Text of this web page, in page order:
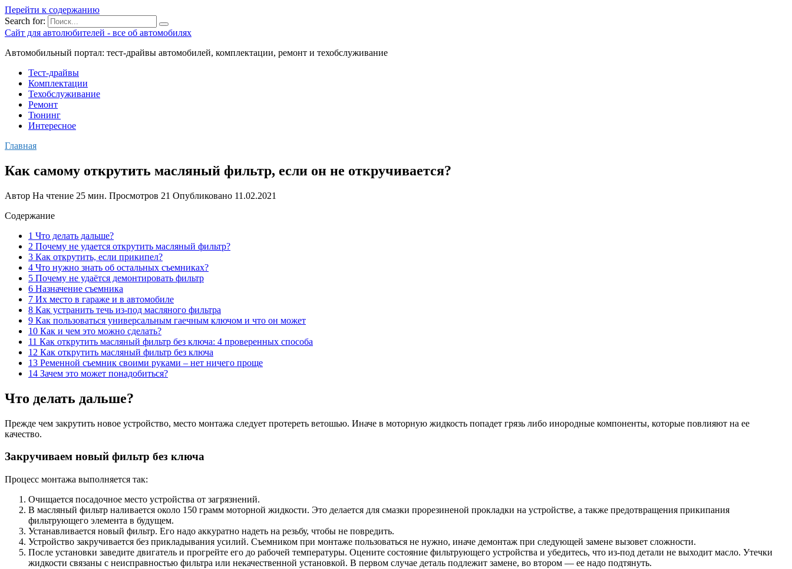
Перейти к содержанию
Search for:
Сайт для автолюбителей - все об автомобилях
Автомобильный портал: тест-драйвы автомобилей, комплектации, ремонт и техобслуживание
Тест-драйвы
Комплектации
Техобслуживание
Ремонт
Тюнинг
Интересное
Главная
Как самому открутить масляный фильтр, если он не откручивается?
Автор На чтение 25 мин. Просмотров 21 Опубликовано 11.02.2021
Содержание
1 Что делать дальше?
2 Почему не удается открутить масляный фильтр?
3 Как открутить, если прикипел?
4 Что нужно знать об остальных съемниках?
5 Почему не удаётся демонтировать фильтр
6 Назначение съемника
7 Их место в гараже и в автомобиле
8 Как устранить течь из-под масляного фильтра
9 Как пользоваться универсальным гаечным ключом и что он может
10 Как и чем это можно сделать?
11 Как открутить масляный фильтр без ключа: 4 проверенных способа
12 Как открутить масляный фильтр без ключа
13 Ременной съемник своими руками – нет ничего проще
14 Зачем это может понадобиться?
Что делать дальше?
Прежде чем закрутить новое устройство, место монтажа следует протереть ветошью. Иначе в моторную жидкость попадет грязь либо инородные компоненты, которые повлияют на ее
качество.
Закручиваем новый фильтр без ключа
Процесс монтажа выполняется так:
Очищается посадочное место устройства от загрязнений.
В масляный фильтр наливается около 150 грамм моторной жидкости. Это делается для смазки прорезиненой прокладки на устройстве, а также предотвращения прикипания
фильтрующего элемента в будущем.
Устанавливается новый фильтр. Его надо аккуратно надеть на резьбу, чтобы не повредить.
Устройство закручивается без прикладывания усилий. Съемником при монтаже пользоваться не нужно, иначе демонтаж при следующей замене вызовет сложности.
После установки заведите двигатель и прогрейте его до рабочей температуры. Оцените состояние фильтрующего устройства и убедитесь, что из-под детали не выходит масло. Утечки
жидкости связаны с неисправностью фильтра или некачественной установкой. В первом случае деталь подлежит замене, во втором — ее надо подтянуть.